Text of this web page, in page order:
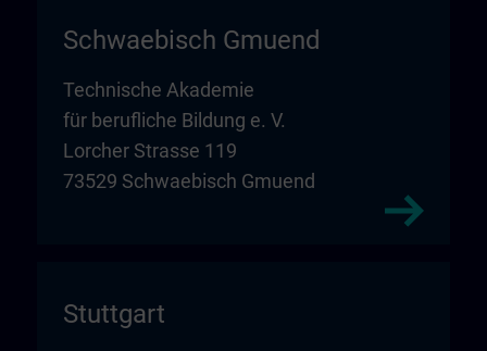
Schwaebisch Gmuend
Technische Akademie
für berufliche Bildung e. V.
Lorcher Strasse 119
73529 Schwaebisch Gmuend
Stuttgart